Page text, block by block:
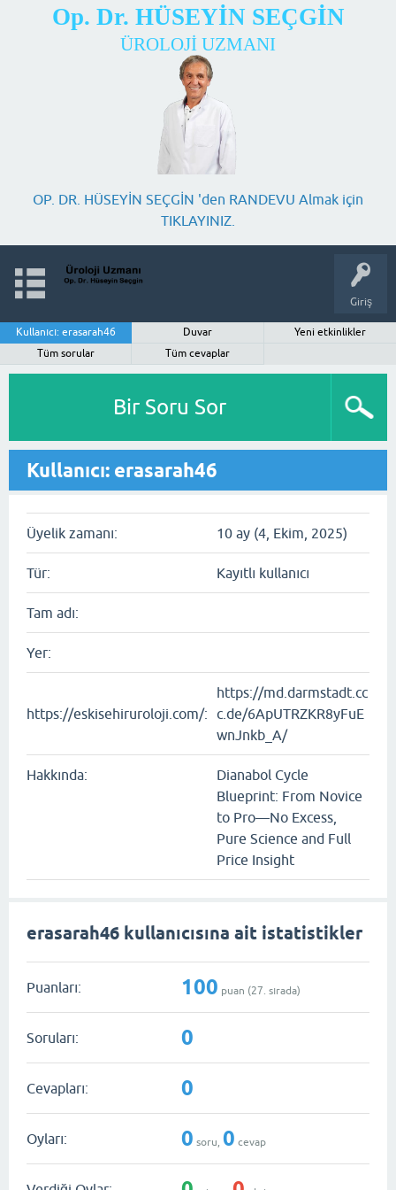
Op. Dr. HÜSEYİN SEÇGİN
ÜROLOJİ UZMANI
OP. DR. HÜSEYİN SEÇGİN 'den RANDEVU Almak için
TIKLAYINIZ.
Giriş
Kullanıcı: erasarah46 Duvar
Yeni etkinlikler
Tüm sorular
Tüm cevaplar
Bir Soru Sor
Kullanıcı: erasarah46
Üyelik zamanı: 10 ay (4, Ekim, 2025)
Tür: Kayıtlı kullanıcı
Tam adı:
Yer:
https://eskisehiruroloji.com/:
https://md.darmstadt.cc
c.de/6ApUTRZKR8yFuE
wnJnkb_A/
Hakkında:
Dianabol Cycle
Blueprint: From Novice
to Pro—No Excess,
Pure Science and Full
Price Insight
erasarah46 kullanıcısına ait istatistikler
Puanları: 100 puan (27 . sırada)
Soruları: 0
Cevapları: 0
Oyları: 0 soru, 0 cevap